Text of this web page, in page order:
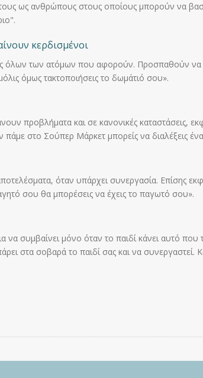
ως ανθρώπους στους οποίους μπορούν να
κερδισμένοι
όλων των ατόμων που αφορούν. Προσπαθούν να
όμως τακτοποιήσεις το δωμάτιό σου».
προβλήματα και σε κανονικές καταστάσεις,
πάμε στο Σούπερ Μάρκετ μπορείς να διαλέξεις
όταν υπάρχει συνεργασία. Επίσης
σου θα μπορέσεις να έχεις το παγωτό σου».
να συμβαίνει μόνο όταν το παιδί κάνει αυτό
στα σοβαρά το παιδί σας και να